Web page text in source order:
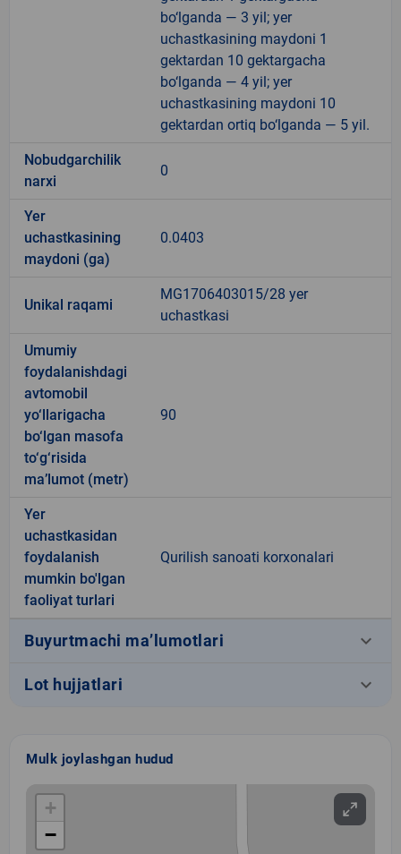
bo‘lganda — 3 yil; yer
uchastkasining maydoni 1
gektardan 10 gektargacha
bo‘lganda — 4 yil; yer
uchastkasining maydoni 10
gektardan ortiq bo‘lganda — 5 yil.
Nobudgarchilik
narxi
0
Yer
uchastkasining
maydoni (ga)
0.0403
Unikal raqami
MG1706403015/28 yer
uchastkasi
Umumiy
foydalanishdagi
avtomobil
yo‘llarigacha
bo‘lgan masofa
to‘g‘risida
ma’lumot (metr)
90
Yer
uchastkasidan
foydalanish
mumkin bo'lgan
faoliyat turlari
Qurilish sanoati korxonalari
Buyurtmachi ma’lumotlari keyboard_arrow_down
Lot hujjatlari keyboard_arrow_down
Mulk joylashgan hudud
+
−